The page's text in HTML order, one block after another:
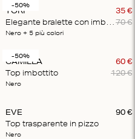
-50%
TORI
Elegante bralette con imbottitura
35€
70€
Nero + 5 più colori
-50%
CAMILLA
Top imbottito
60€
120€
Nero
EVE
Top trasparente in pizzo
90€
Nero